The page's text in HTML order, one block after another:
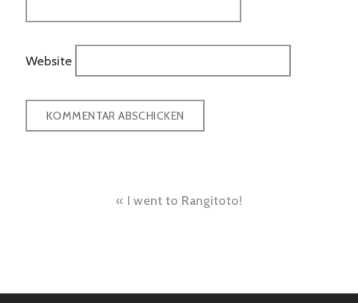
Website
Beitragsnavigation
I went to Rangitoto!